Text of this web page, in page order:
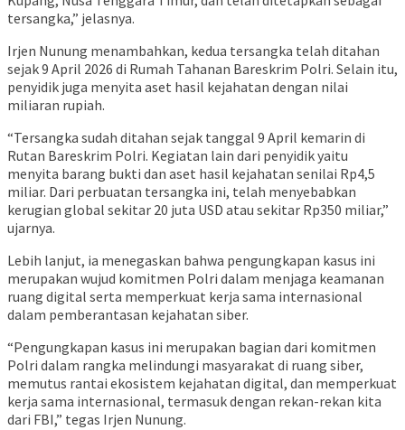
tersangka,” jelasnya.
Irjen Nunung menambahkan, kedua tersangka telah ditahan
sejak 9 April 2026 di Rumah Tahanan Bareskrim Polri. Selain itu,
penyidik juga menyita aset hasil kejahatan dengan nilai
miliaran rupiah.
“Tersangka sudah ditahan sejak tanggal 9 April kemarin di
Rutan Bareskrim Polri. Kegiatan lain dari penyidik yaitu
menyita barang bukti dan aset hasil kejahatan senilai Rp4,5
miliar. Dari perbuatan tersangka ini, telah menyebabkan
kerugian global sekitar 20 juta USD atau sekitar Rp350 miliar,”
ujarnya.
Lebih lanjut, ia menegaskan bahwa pengungkapan kasus ini
merupakan wujud komitmen Polri dalam menjaga keamanan
ruang digital serta memperkuat kerja sama internasional
dalam pemberantasan kejahatan siber.
“Pengungkapan kasus ini merupakan bagian dari komitmen
Polri dalam rangka melindungi masyarakat di ruang siber,
memutus rantai ekosistem kejahatan digital, dan memperkuat
kerja sama internasional, termasuk dengan rekan-rekan kita
dari FBI,” tegas Irjen Nunung.